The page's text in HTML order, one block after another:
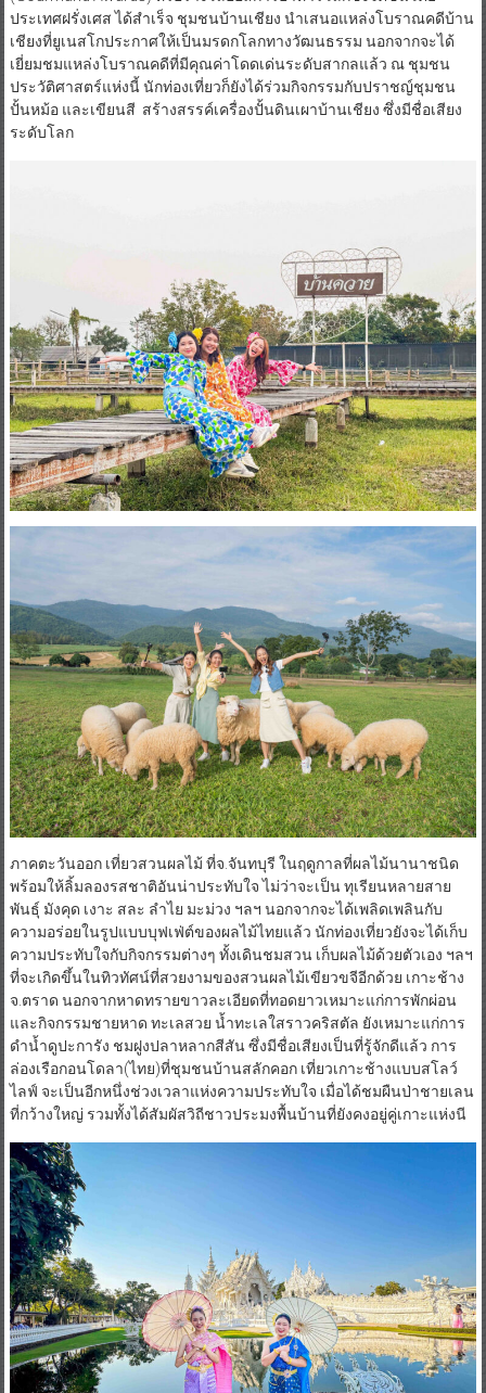
ประเทศฝรั่งเศส ได้สำเร็จ ชุมชนบ้านเชียง นำเสนอแหล่งโบราณคดีบ้าน
เชียงที่ยูเนสโกประกาศให้เป็นมรดกโลกทางวัฒนธรรม นอกจากจะได้
เยี่ยมชมแหล่งโบราณคดีที่มีคุณค่าโดดเด่นระดับสากลแล้ว ณ ชุมชน
ประวัติศาสตร์แห่งนี้ นักท่องเที่ยวก็ยังได้ร่วมกิจกรรมกับปราชญ์ชุมชน
ปั้นหม้อ และเขียนสี สร้างสรรค์เครื่องปั้นดินเผาบ้านเชียง ซึ่งมีชื่อเสียง
ระดับโลก​
ภาคตะวันออก เที่ยวสวนผลไม้ ที่จ.จันทบุรี ในฤดูกาลที่ผลไม้นานาชนิด
พร้อมให้ลิ้มลองรสชาติอันน่าประทับใจ ไม่ว่าจะเป็น ทุเรียนหลายสาย
พันธุ์ มังคุด เงาะ สละ ลำไย มะม่วง ฯลฯ นอกจากจะได้เพลิดเพลินกับ
ความอร่อยในรูปแบบบุฟเฟ่ต์ของผลไม้ไทยแล้ว นักท่องเที่ยวยังจะได้เก็บ
ความประทับใจกับกิจกรรมต่างๆ ทั้งเดินชมสวน เก็บผลไม้ด้วยตัวเอง ฯลฯ
ที่จะเกิดขึ้นในทิวทัศน์ที่สวยงามของสวนผลไม้เขียวขจีอีกด้วย เกาะช้าง
จ.ตราด นอกจากหาดทรายขาวละเอียดที่ทอดยาวเหมาะแก่การพักผ่อน
และกิจกรรมชายหาด ทะเลสวย น้ำทะเลใสราวคริสตัล ยังเหมาะแก่การ
ดำน้ำดูปะการัง ชมฝูงปลาหลากสีสัน ซึ่งมีชื่อเสียงเป็นที่รู้จักดีแล้ว การ
ล่องเรือกอนโดลา(ไทย)ที่ชุมชนบ้านสลักคอก เที่ยวเกาะช้างแบบสโลว์
ไลฟ์ จะเป็นอีกหนึ่งช่วงเวลาแห่งความประทับใจ เมื่อได้ชมผืนป่าชายเลน
ที่กว้างใหญ่ รวมทั้งได้สัมผัสวิถีชาวประมงพื้นบ้านที่ยังคงอยู่คู่เกาะแห่งนี